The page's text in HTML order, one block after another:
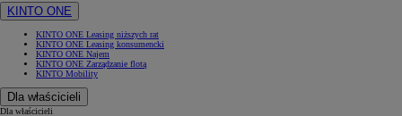
KINTO ONE
KINTO ONE Leasing niższych rat
KINTO ONE Leasing konsumencki
KINTO ONE Najem
KINTO ONE Zarządzanie flotą
KINTO Mobility
Dla właścicieli
Dla właścicieli